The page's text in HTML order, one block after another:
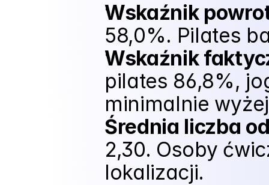
Wskaźnik
58,0%. Pilates
Wskaźnik
pilates 86,8%,
minimalnie
Średnia liczba
2,30. Osoby
lokalizacji.